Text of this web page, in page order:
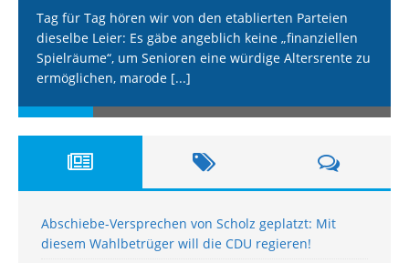
Tag für Tag hören wir von den etablierten Parteien
dieselbe Leier: Es gäbe angeblich keine „finanziellen
Spielräume“, um Senioren eine würdige Altersrente zu
ermöglichen, marode [...]
Abschiebe-Versprechen von Scholz geplatzt: Mit
diesem Wahlbetrüger will die CDU regieren!